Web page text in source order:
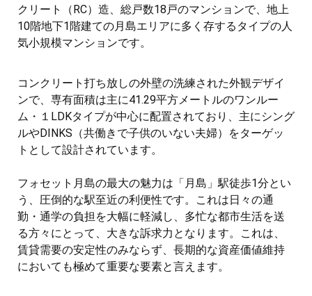
クリート（RC）造、総戸数18戸のマンションで、地上
10階地下1階建ての月島エリアに多く存するタイプの人
気小規模マンションです。
コンクリート打ち放しの外壁の洗練された外観デザイ
ンで、専有面積は主に41.29平方メートルのワンルー
ム・１LDKタイプが中心に配置されており、主にシング
ルやDINKS（共働きで子供のいない夫婦）をターゲッ
トとして設計されています。
フォセット月島の最大の魅力は「月島」駅徒歩1分とい
う、圧倒的な駅至近の利便性です。これは日々の通
勤・通学の負担を大幅に軽減し、多忙な都市生活を送
る方々にとって、大きな訴求力となります。これは、
賃貸需要の安定性のみならず、長期的な資産価値維持
においても極めて重要な要素と言えます。